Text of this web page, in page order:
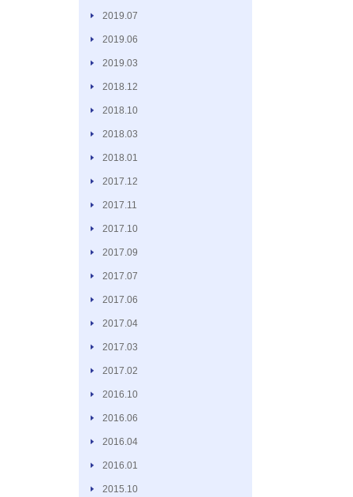
2019.07
2019.06
2019.03
2018.12
2018.10
2018.03
2018.01
2017.12
2017.11
2017.10
2017.09
2017.07
2017.06
2017.04
2017.03
2017.02
2016.10
2016.06
2016.04
2016.01
2015.10